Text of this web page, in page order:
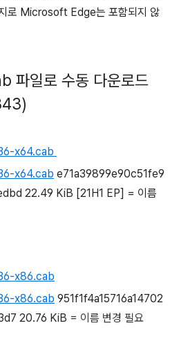
로 Microsoft Edge는 포함되지 않
파일로 수동 다운로드
x64.cab
x64.cab e71a39899e90c51fe9
22.49 KiB [21H1 EP] = 이름
x86.cab
x86.cab 951f1f4a15716a14702
20.76 KiB = 이름 변경 필요